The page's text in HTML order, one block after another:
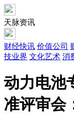
天脉资讯
财经快讯 价值公司
技业界 文化艺术 消
动力电池
准评审会